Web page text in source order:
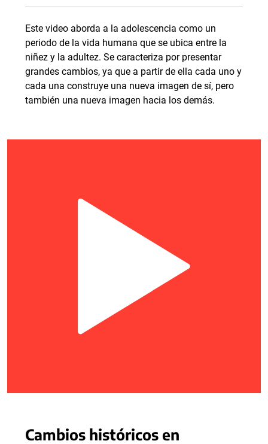
Este video aborda a la adolescencia como un
periodo de la vida humana que se ubica entre la
niñez y la adultez. Se caracteriza por presentar
grandes cambios, ya que a partir de ella cada uno y
cada una construye una nueva imagen de sí, pero
también una nueva imagen hacia los demás.
Cambios históricos en